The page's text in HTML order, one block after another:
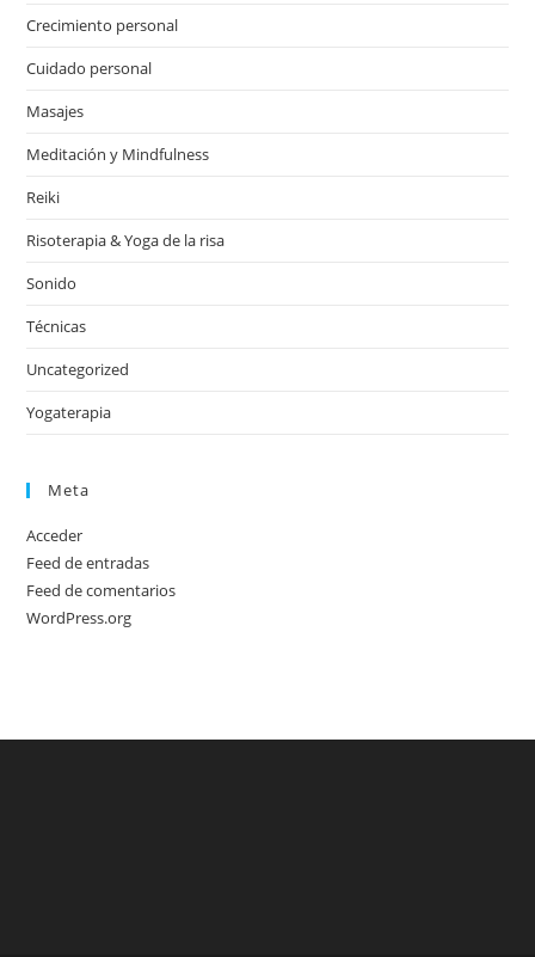
Crecimiento personal
Cuidado personal
Masajes
Meditación y Mindfulness
Reiki
Risoterapia & Yoga de la risa
Sonido
Técnicas
Uncategorized
Yogaterapia
Meta
Acceder
Feed de entradas
Feed de comentarios
WordPress.org